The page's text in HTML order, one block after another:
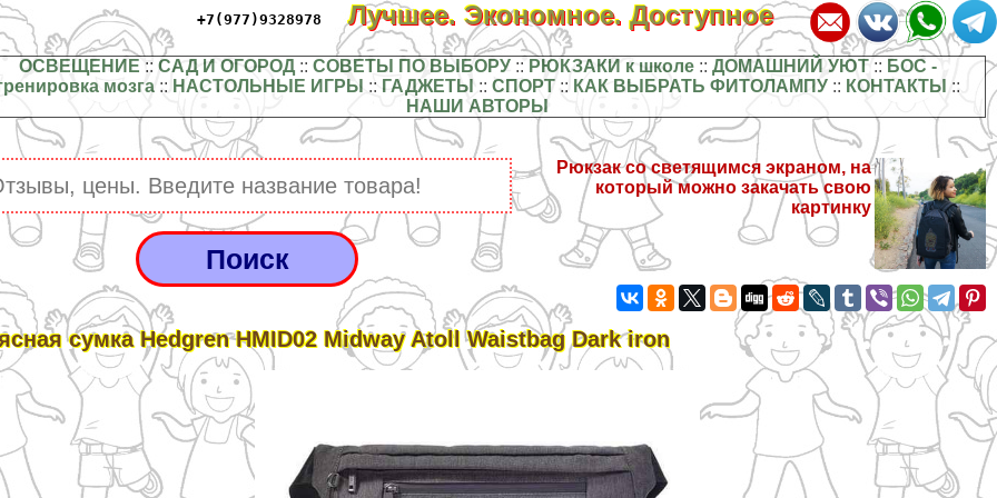
+7(977)9328978 Лучшее. Экономное. Доступное
ОСВЕЩЕНИЕ :: САД И ОГОРОД:: СОВЕТЫ ПО ВЫБОРУ:: РЮКЗАКИ к школе:: ДОМАШНИЙ УЮТ:: БОС -
мозга :: НАСТОЛЬНЫЕ ИГРЫ :: ГАДЖЕТЫ ::СПОРТ :: КАК ВЫБРАТЬ ФИТОЛАМПУ :: КОНТАКТЫ ::
НАШИ АВТОРЫ
Рюкзак со светящимся экраном, на
который можно закачать свою
картинку
сумка Hedgren HMID02 Midway Atoll Waistbag Dark iron